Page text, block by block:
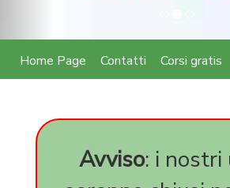
Home Page Contatti Corsi gratis
Avviso: i nostri